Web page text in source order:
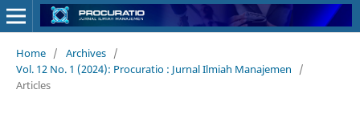
Home / Archives /
Vol. 12 No. 1 (2024): Procuratio : Jurnal Ilmiah Manajemen
/
Articles